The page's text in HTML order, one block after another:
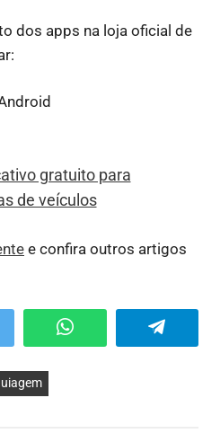
dos apps na loja oficial de
gratuito para
de veículos
e confira outros artigos
WhatsApp Telegram